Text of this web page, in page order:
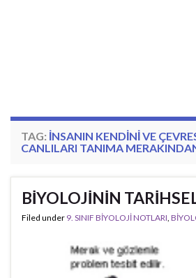
TAG: INSANIN KENDINI VE
CANLILARI TANIMA
BİYOLOJİNİN
Filed under 9. SINIF BİYOLOJİ NOTLARI